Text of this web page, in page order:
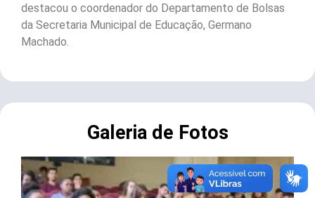
destacou o coordenador do Departamento de Bolsas
da Secretaria Municipal de Educação, Germano
Machado.
Galeria de Fotos